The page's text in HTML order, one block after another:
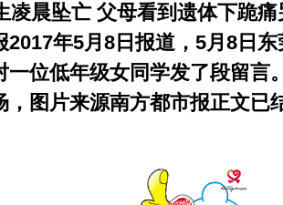
凌晨坠亡 父母看到遗体下跪痛
2017年5月8日报道，5月8日
一位低年级女同学发了段留言
，图片来源南方都市报正文已